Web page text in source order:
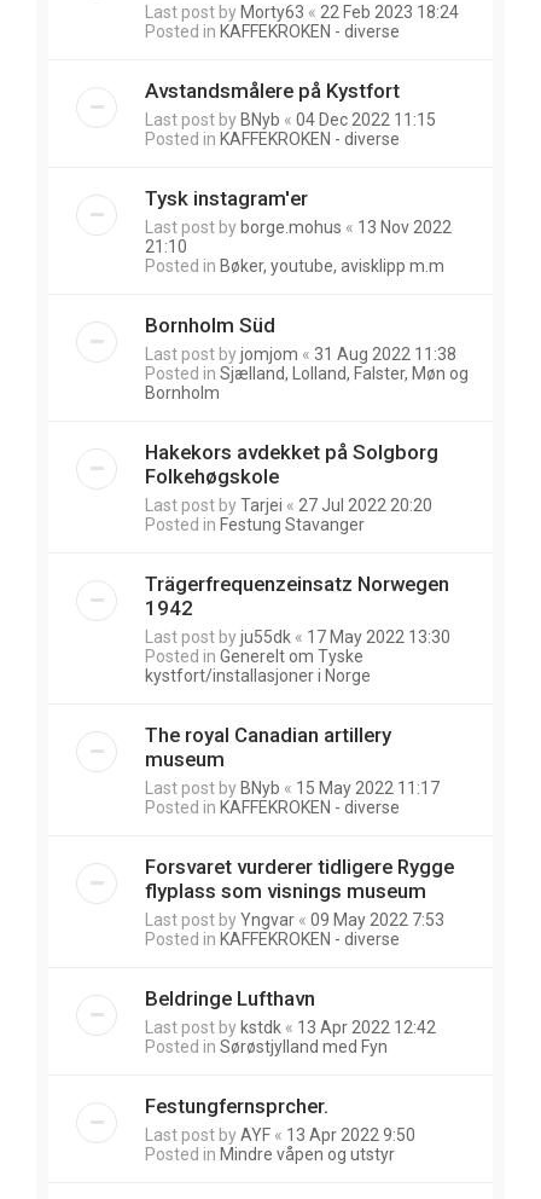
Last post by Morty63 « 22 Feb 2023 18:24
Posted in KAFFEKROKEN - diverse
Avstandsmålere på Kystfort
Last post by BNyb « 04 Dec 2022 11:15
Posted in KAFFEKROKEN - diverse
Tysk instagram'er
Last post by borge.mohus « 13 Nov 2022
21:10
Posted in Bøker, youtube, avisklipp m.m
Bornholm Süd
Last post byjomjom « 31 Aug 2022 11:38
Posted in Sjælland, Lolland, Falster, Møn og
Bornholm
Hakekors avdekket på Solgborg
Folkehøgskole
Last post byTarjei « 27 Jul 2022 20:20
Posted in Festung Stavanger
Trägerfrequenzeinsatz Norwegen
1942
Last post byju55dk « 17 May 2022 13:30
Posted in Generelt om Tyske
kystfort/installasjoner i Norge
The royal Canadian artillery
museum
Last post by BNyb « 15 May 2022 11:17
Posted in KAFFEKROKEN - diverse
Forsvaret vurderer tidligere Rygge
flyplass som visnings museum
Last post byYngvar « 09 May 2022 7:53
Posted in KAFFEKROKEN - diverse
Beldringe Lufthavn
Last post by kstdk « 13 Apr 2022 12:42
Posted in Sørøstjylland med Fyn
Festungfernsprcher.
Last post byAYF « 13 Apr 2022 9:50
Posted in Mindre våpen og utstyr